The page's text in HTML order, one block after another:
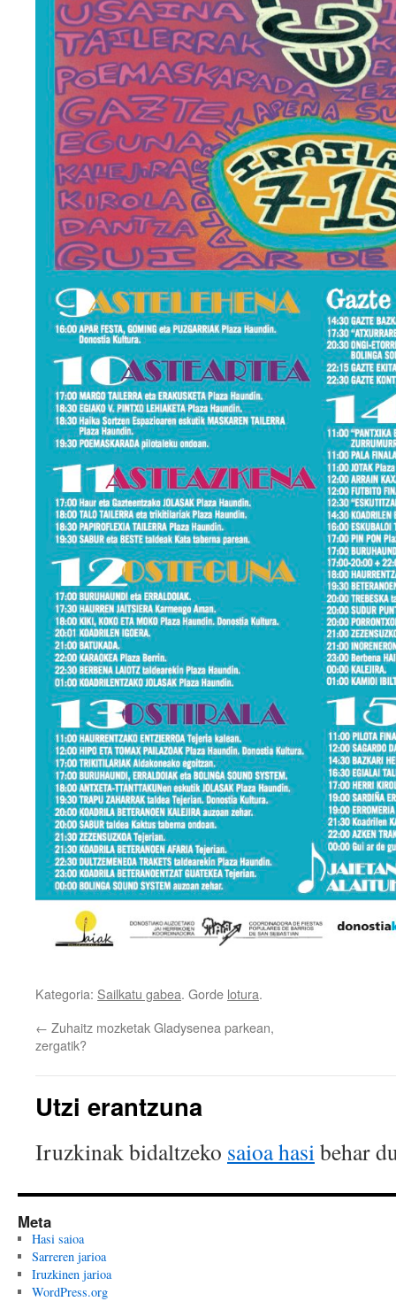
Kategoria: Sailkatu gabea. Gorde lotura.
← Zuhaitz mozketak Gladysenea parkean,
zergatik?
Utzi erantzuna
Iruzkinak bidaltzeko saioa hasibehar
Meta
Hasi saioa
Sarreren jarioa
Iruzkinen jarioa
WordPress.org